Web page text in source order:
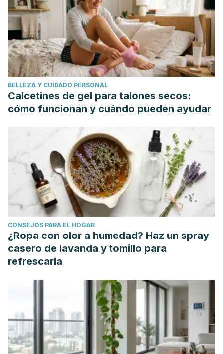
https://doi.org/10.1787/9789264287921-6-es
Granda, E. (2004). Medicamentos esenciales. Farmacia
Profesional.
Consejo Nacional De Salud. (2014). Medicamentos básicos
y registro terapéutico. Ministerio de Salud Pública.
BELLEZA Y CUIDADO PERSONAL
Calcetines de gel para talones secos:
cómo funcionan y cuándo pueden ayudar
CONSEJOS PARA EL HOGAR
¿Ropa con olor a humedad? Haz un spray
casero de lavanda y tomillo para
refrescarla